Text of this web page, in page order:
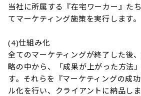
当社に所属する『在宅ワーカー』た
てマーケティング施策を実行します。
(4)仕組み化
全てのマーケティングが終了した後
略の中から、「成果が上がった方法
す。それらを『マーケティングの成
ル化を行い、クライアントに納品しま